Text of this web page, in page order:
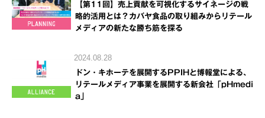
【第11回】売上貢献を可視化するサイネージの戦
略的活用とは？カバヤ食品の取り組みからリテール
メディアの新たな勝ち筋を探る
2024.08.28
ドン・キホーテを展開するPPIHと博報堂による、
リテールメディア事業を展開する新会社「pHmedi
a」